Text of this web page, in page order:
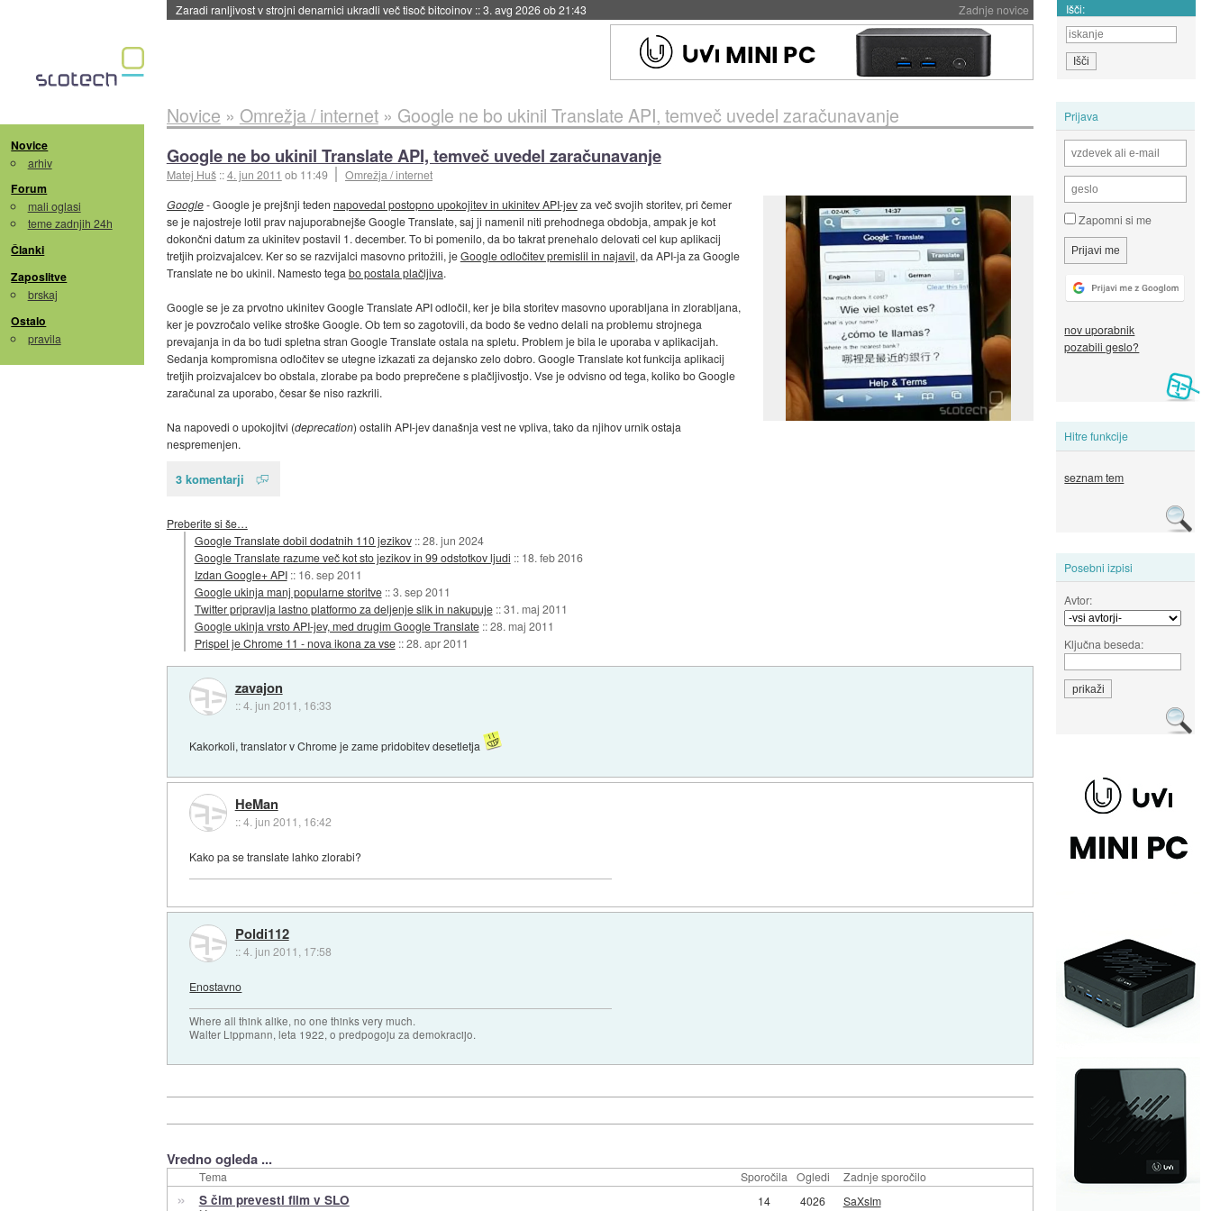
Zadnje novice
Zaradi ranljivost v strojni denarnici ukradli več tisoč bitcoinov ::3. avg 2026 ob 21:43 Išči:
Novice
arhiv
Forum
mali oglasi
teme zadnjih 24h
Članki
Zaposlitve
brskaj
Ostalo
pravila
Prijava
Zapomni si me
nov uporabnik
pozabili geslo?
Hitre funkcije
seznam tem
Posebni izpisi
Avtor:
Ključna beseda:
Novice » Omrežja / internet» Google ne bo ukinil Translate API, temveč uvedel zaračunavanje
Google ne bo ukinil Translate API, temveč uvedel zaračunavanje
Matej Huš ::4. jun 2011 ob 11:49
Omrežja / internet
Google- Google je prejšnji teden napovedal postopno upokojitev in ukinitev API-jevza več svojih storitev, pri čemer
se je najostreje lotil prav najuporabnejše Google Translate, saj ji namenil niti prehodnega obdobja, ampak je kot
dokončni datum za ukinitev postavil 1. december. To bi pomenilo, da bo takrat prenehalo delovati cel kup aplikacij
tretjih proizvajalcev. Ker so se razvijalci masovno pritožili, jeGoogle odločitev premislil in najavil, da API-ja za Google
Translate ne bo ukinil. Namesto tega bo postala plačljiva.
Google se je za prvotno ukinitev Google Translate API odločil, ker je bila storitev masovno uporabljana in zlorabljana,
ker je povzročalo velike stroške Google. Ob tem so zagotovili, da bodo še vedno delali na problemu strojnega
prevajanja in da bo tudi spletna stran Google Translate ostala na spletu. Problem je bila le uporaba v aplikacijah.
Sedanja kompromisna odločitev se utegne izkazati za dejansko zelo dobro. Google Translate kot funkcija aplikacij
tretjih proizvajalcev bo obstala, zlorabe pa bodo preprečene s plačljivostjo. Vse je odvisno od tega, koliko bo Google
zaračunal za uporabo, česar še niso razkrili.
Na napovedi o upokojitvi (deprecation) ostalih API-jev današnja vest ne vpliva, tako da njihov urnik ostaja
nespremenjen.
3 komentarji
Preberite si še…
Google Translate dobil dodatnih 110 jezikov ::28. jun 2024
Google Translate razume več kot sto jezikov in 99 odstotkov ljudi :: 18. feb 2016
Izdan Google+ API :: 16. sep 2011
Google ukinja manj popularne storitve ::3. sep 2011
Twitter pripravlja lastno platformo za deljenje slik in nakupuje ::31. maj 2011
Google ukinja vrsto API-jev, med drugim Google Translate ::28. maj 2011
Prispel je Chrome 11 - nova ikona za vse ::28. apr 2011
zavajon
::4. jun 2011, 16:33
Kakorkoli, translator v Chrome je zame pridobitev desetletja
HeMan
::4. jun 2011, 16:42
Kako pa se translate lahko zlorabi?
Poldi112
::4. jun 2011, 17:58
Enostavno
Where all think alike, no one thinks very much.
Walter Lippmann, leta 1922, o predpogoju za demokracijo.
Vredno ogleda ...
Tema Sporočila Ogledi Zadnje sporočilo
» S čim prevesti film v SLO 14
4026
SaXsIm